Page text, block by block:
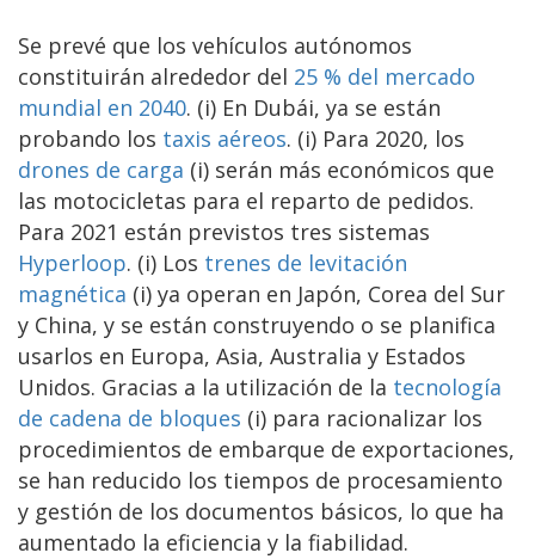
Se prevé que los vehículos autónomos
constituirán alrededor del 25 % del mercado
mundial en 2040. (i) En Dubái, ya se están
probando los taxis aéreos. (i) Para 2020, los
drones de carga (i) serán más económicos que
las motocicletas para el reparto de pedidos.
Para 2021 están previstos tres sistemas
Hyperloop. (i) Los trenes de levitación
magnética (i) ya operan en Japón, Corea del Sur
y China, y se están construyendo o se planifica
usarlos en Europa, Asia, Australia y Estados
Unidos. Gracias a la utilización de la tecnología
de cadena de bloques (i) para racionalizar los
procedimientos de embarque de exportaciones,
se han reducido los tiempos de procesamiento
y gestión de los documentos básicos, lo que ha
aumentado la eficiencia y la fiabilidad.